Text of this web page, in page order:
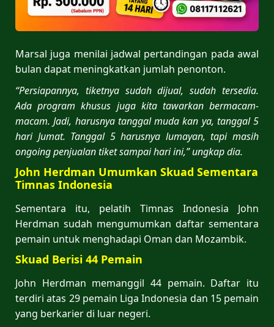
Marsal juga menilai jadwal pertandingan pada awal
bulan dapat meningkatkan jumlah penonton.
“Persiapannya, tiketnya sudah dijual, sudah tersedia.
Ada program khusus juga kita tawarkan bermacam-
macam. Jadi, harusnya tanggal muda kan ya, tanggal 5
hari Jumat. Tanggal 5 harusnya lumayan, tapi masih
ongoing penjualan tiket sampai hari ini,” ungkap dia.
John Herdman Umumkan Skuad Sementara
Timnas Indonesia
Sementara itu, pelatih Timnas Indonesia John
Herdman sudah mengumumkan daftar sementara
pemain untuk menghadapi Oman dan Mozambik.
Skuad Berisi 44 Pemain
John Herdman memanggil 44 pemain. Daftar itu
terdiri atas 29 pemain Liga Indonesia dan 15 pemain
yang berkarier di luar negeri.